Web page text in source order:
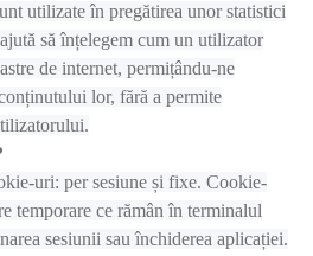
utilizate în pregătirea unor statistici
să înțelegem cum un utilizator
de internet, permițându-ne
lor, fără a permite
uri: per sesiune și fixe. Cookie-
temporare ce rămân în terminalul
sesiunii sau închiderea aplicației.